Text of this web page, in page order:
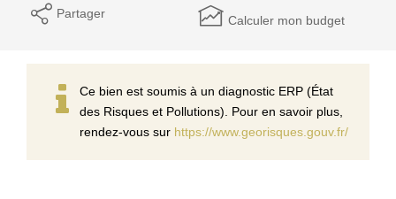
Partager Calculer mon budget
Ce bien est soumis à un diagnostic ERP (État
des Risques et Pollutions). Pour en savoir plus,
rendez-vous sur https://www.georisques.gouv.fr/